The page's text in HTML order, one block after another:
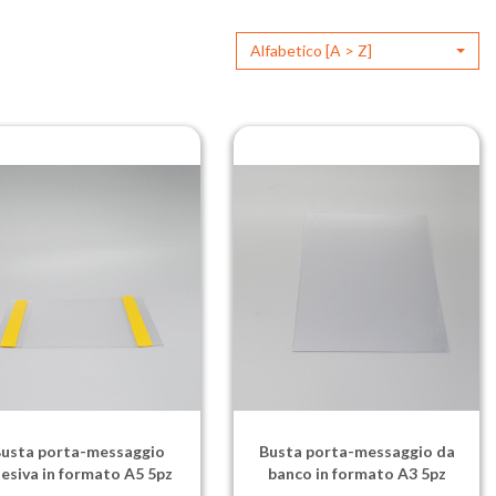
Alfabetico [A > Z]
porta-messaggio
in formato A5 5pz
Busta porta-messaggio da
banco in formato A3 5pz